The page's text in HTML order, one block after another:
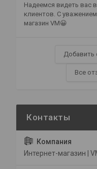
Надеемся видеть вас
клиентов. С
магазин VM😀
Добавить
Все
Интернет-магазин |